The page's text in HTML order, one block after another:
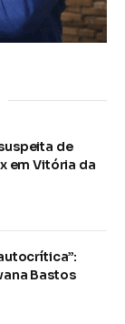
de
em Vitória da
Bastos